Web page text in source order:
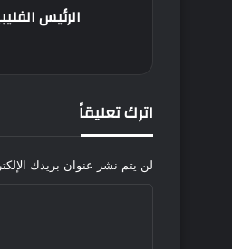
الرئيس
اترك تعليقاً
لن يتم نشر عنوان بريدك